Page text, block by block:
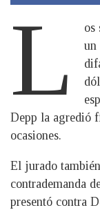
L
os
un
Depp la agredió
ocasiones.
El jurado
contrademanda
presentó contra